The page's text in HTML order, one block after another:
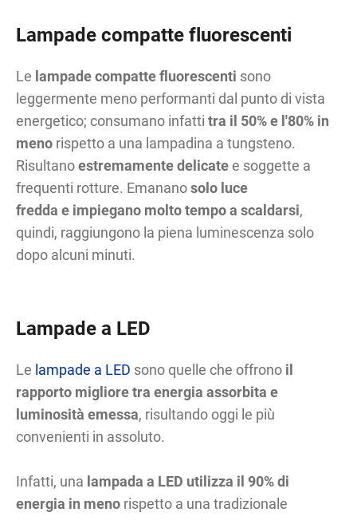
Lampade compatte fluorescenti
Le lampade compatte fluorescenti sono
leggermente meno performanti dal punto di vista
energetico; consumano infatti tra il 50% e l'80% in
meno rispetto a una lampadina a tungsteno.
Risultanoestremamente delicatee soggette a
frequenti rotture. Emananosolo luce
fredda e impiegano molto tempo a scaldarsi,
quindi, raggiungono la piena luminescenza solo
dopo alcuni minuti.
Lampade a LED
Le lampade a LED sono quelle che offrono il
rapporto migliore tra energia assorbita e
luminosità emessa, risultando oggi le più
convenienti in assoluto.
Infatti, una lampada a LED utilizza il 90% di
energia in meno rispetto a una tradizionale